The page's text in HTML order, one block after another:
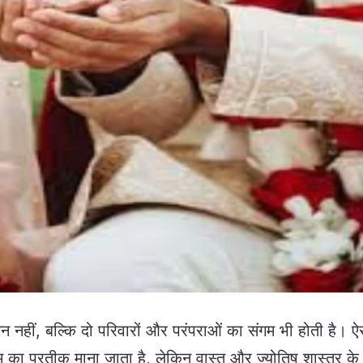
नहीं, बल्कि दो परिवारों और परंपराओं का संगम भी होती है।
प्रतीक माना जाता है, लेकिन वास्तु और ज्योतिष शास्त्र के